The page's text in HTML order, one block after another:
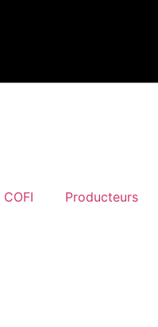
COFI Producteurs